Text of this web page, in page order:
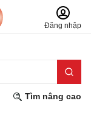
Đăng nhập
Tìm nâng cao